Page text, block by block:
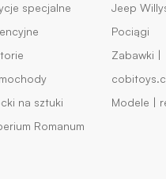
specjalne
na sztuki
Romanum
Jeep
Pociągi
Zabawki |
Modele |